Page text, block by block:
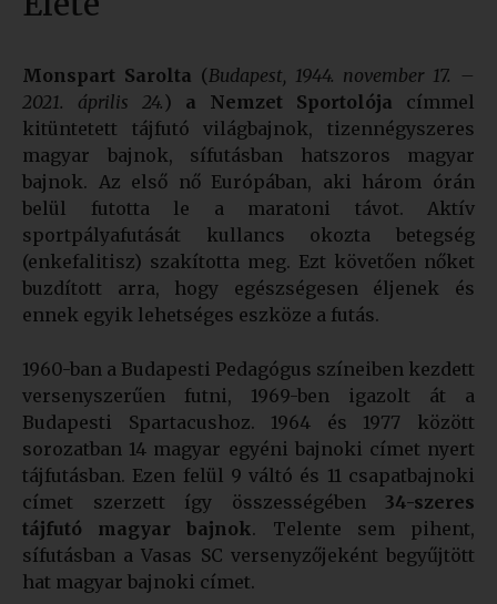
Monspart Sarolta (Budapest, 1944. november 17. –
2021. április 24.) a Nemzet Sportolója címmel
kitüntetett tájfutó világbajnok, tizennégyszeres
magyar bajnok, sífutásban hatszoros magyar
bajnok. Az első nő Európában, aki három órán
belül futotta le a maratoni távot. Aktív
sportpályafutását kullancs okozta betegség
(enkefalitisz) szakította meg. Ezt követően nőket
buzdított arra, hogy egészségesen éljenek és
ennek egyik lehetséges eszköze a futás.
1960-ban a Budapesti Pedagógus színeiben kezdett
versenyszerűen futni, 1969-ben igazolt át a
Budapesti Spartacushoz. 1964 és 1977 között
sorozatban 14 magyar egyéni bajnoki címet nyert
tájfutásban. Ezen felül 9 váltó és 11 csapatbajnoki
címet szerzett így összességében 34-szeres
tájfutó magyar bajnok. Telente sem pihent,
sífutásban a Vasas SC versenyzőjeként begyűjtött
hat magyar bajnoki címet.